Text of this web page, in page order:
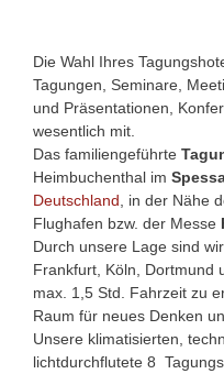
Die Wahl Ihres
Tagungen, Seminare,
und Präsentationen,
wesentlich mit.
Das familiengeführte
Heimbuchenthal im
Deutschland, in der Nähe
Flughafen bzw. der Messe
Durch unsere Lage sind
Frankfurt, Köln, Dortmund
max. 1,5 Std. Fahrzeit zu
Raum für neues Denken
Unsere klimatisierten,
lichtdurchflutete 8